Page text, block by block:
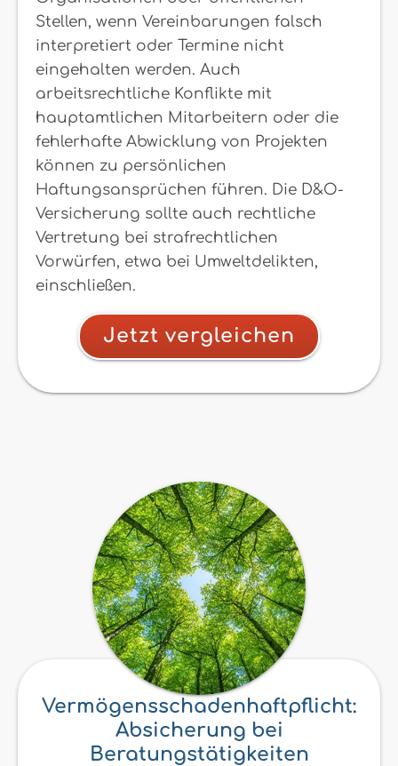
Stellen, wenn Vereinbarungen falsch
interpretiert oder Termine nicht
eingehalten werden. Auch
arbeitsrechtliche Konflikte mit
hauptamtlichen Mitarbeitern oder die
fehlerhafte Abwicklung von Projekten
können zu persönlichen
Haftungsansprüchen führen. Die D&O-
Versicherung sollte auch rechtliche
Vertretung bei strafrechtlichen
Vorwürfen, etwa bei Umweltdelikten,
einschließen.
Jetzt vergleichen
Vermögensschadenhaftpflicht:
Absicherung bei
Beratungstätigkeiten